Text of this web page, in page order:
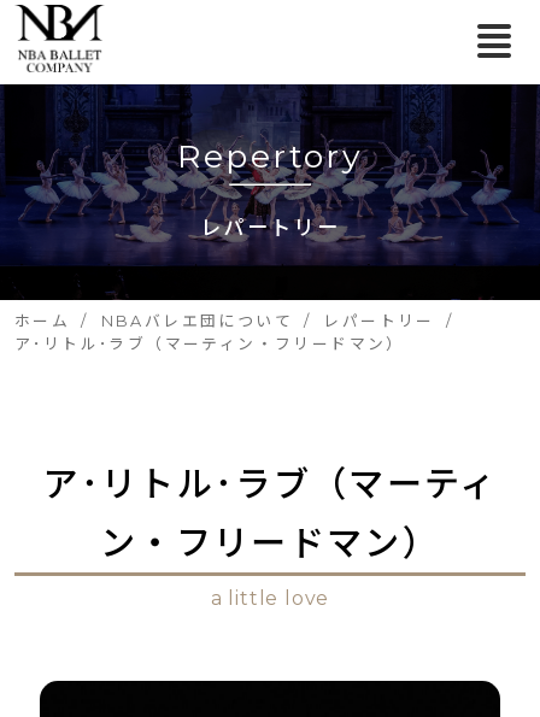
Repertory
レパートリー
ホーム NBAバレエ団について
レパートリー
ア･リトル･ラブ（マーティン・フリードマン）
ア･リトル･ラブ（マーティ
ン・フリードマン）
a little love